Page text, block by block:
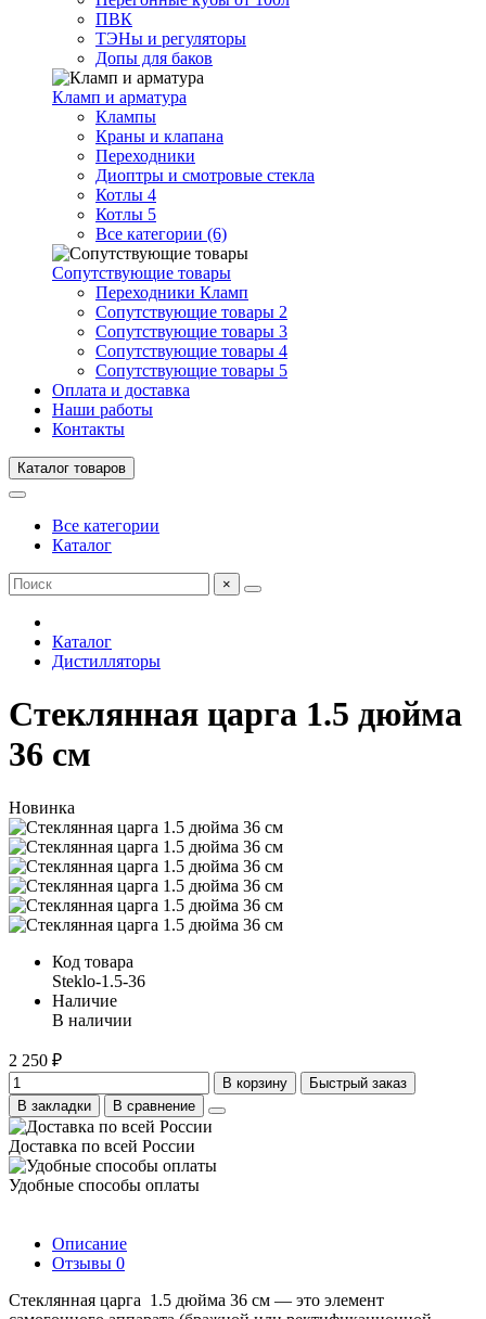
ПВК
ТЭНы и регуляторы
Допы для баков
Кламп и арматура
Клампы
Краны и клапана
Переходники
Диоптры и смотровые стекла
Котлы 4
Котлы 5
Все категории (6)
Сопутствующие товары
Переходники Кламп
Сопутствующие товары 2
Сопутствующие товары 3
Сопутствующие товары 4
Сопутствующие товары 5
Оплата и доставка
Наши работы
Контакты
Каталог товаров
Все категории
Каталог
×
Каталог
Дистилляторы
Стеклянная царга 1.5 дюйма
36 см
Новинка
Код товара
Steklo-1.5-36
Наличие
В наличии
2 250 ₽
В корзину
Быстрый заказ
В закладки
В сравнение
Доставка по всей России
Удобные способы оплаты
Описание
Отзывы 0
Стеклянная царга 1.5 дюйма 36 см — это элемент